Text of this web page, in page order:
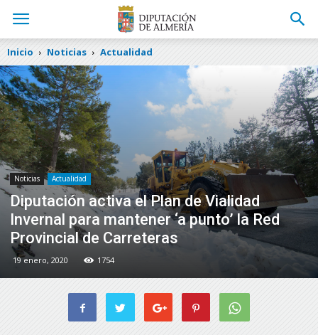
Inicio Noticias Actualidad
Noticias Actualidad
Diputación activa el Plan de Vialidad
Invernal para mantener ‘a punto’ la Red
Provincial de Carreteras
19 enero, 2020 1754